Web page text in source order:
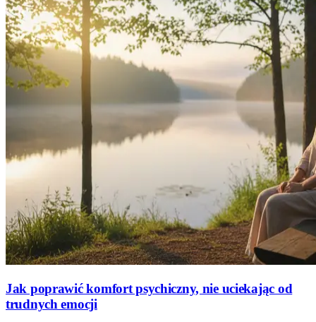
Jak poprawić komfort psychiczny, nie uciekając od
trudnych emocji